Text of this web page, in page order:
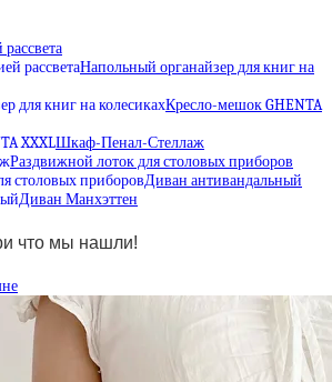
Напольный органайзер для книг на
Кресло-мешок GHENTA
Шкаф-Пенал-Стеллаж
Раздвижной лоток для столовых приборов
Диван антивандальный
Диван Манхэттен
что мы нашли!